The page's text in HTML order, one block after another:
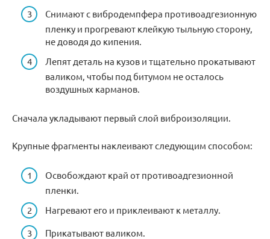
Снимают с вибродемпфера противоадгезионную
пленку и прогревают клейкую тыльную сторону,
не доводя до кипения.
Лепят деталь на кузов и тщательно прокатывают
валиком, чтобы под битумом не осталось
воздушных карманов.
Сначала укладывают первый слой виброизоляции.
Крупные фрагменты наклеивают следующим способом:
Освобождают край от противоадгезионной
пленки.
Нагревают его и приклеивают к металлу.
Прикатывают валиком.